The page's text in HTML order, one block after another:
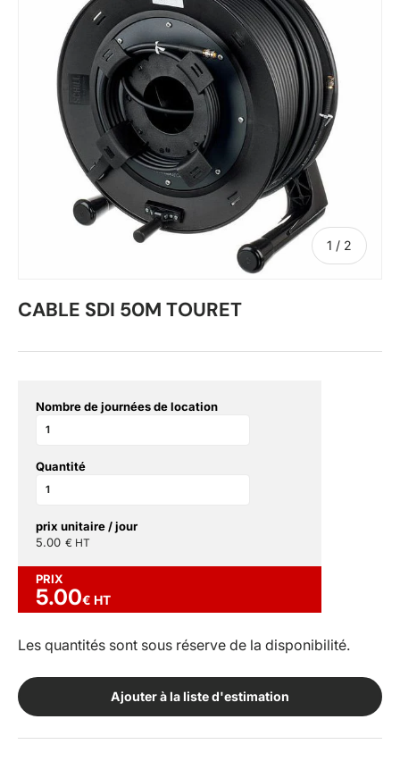
1 / de
2
CABLE SDI 50M TOURET
Nombre de journées de location
Quantité
prix unitaire / jour
5.00 € HT
PRIX
5.00€ HT
Les quantités sont sous réserve de la disponibilité.
Ajouter à la liste d'estimation